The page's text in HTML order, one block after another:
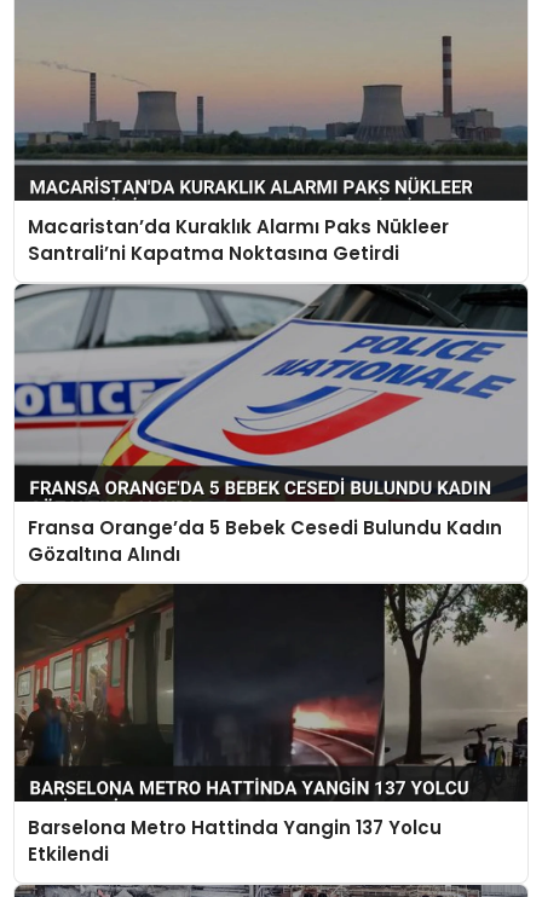
Macaristan’da Kuraklık Alarmı Paks Nükleer
Santrali’ni Kapatma Noktasına Getirdi
Fransa Orange’da 5 Bebek Cesedi Bulundu Kadın
Gözaltına Alındı
Barselona Metro Hattinda Yangin 137 Yolcu
Etkilendi